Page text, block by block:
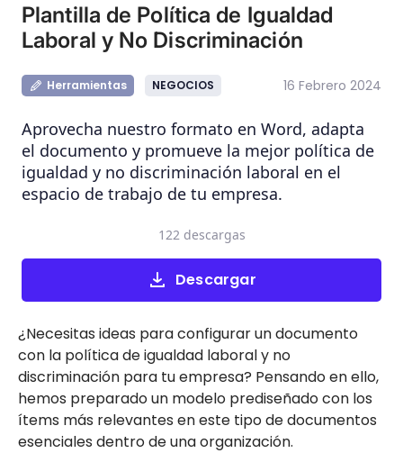
Plantilla de Política de Igualdad
Laboral y No Discriminación
Herramientas NEGOCIOS 16 Febrero 2024
Aprovecha nuestro formato en Word, adapta
el documento y promueve la mejor política de
igualdad y no discriminación laboral en el
espacio de trabajo de tu empresa.
Descargar
122 descargas
¿Necesitas ideas para configurar un documento
con la política de igualdad laboral y no
discriminación para tu empresa? Pensando en ello,
hemos preparado un modelo prediseñado con los
ítems más relevantes en este tipo de documentos
esenciales dentro de una organización.